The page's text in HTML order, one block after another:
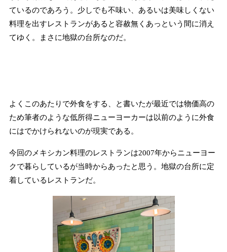
ているのであろう。少しでも不味い、あるいは美味しくない
料理を出すレストランがあると容赦無くあっという間に消え
てゆく。まさに地獄の台所なのだ。
よくこのあたりで外食をする、と書いたが最近では物価高の
ため筆者のような低所得ニューヨーカーは以前のように外食
にはでかけられないのが現実である。
今回のメキシカン料理のレストランは2007年からニューヨー
クで暮らしているが当時からあったと思う。地獄の台所に定
着しているレストランだ。